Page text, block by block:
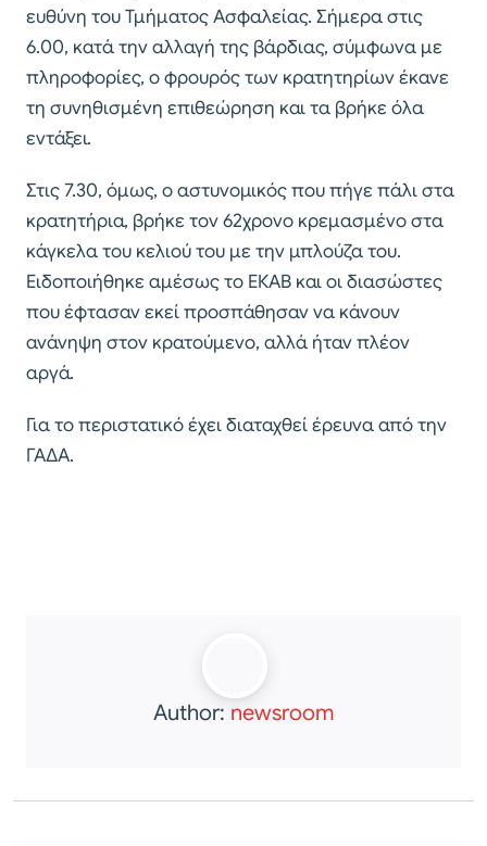
ευθύνη του Τμήματος Ασφαλείας. Σήμερα στις
6.00, κατά την αλλαγή της βάρδιας, σύμφωνα με
πληροφορίες, ο φρουρός των κρατητηρίων έκανε
τη συνηθισμένη επιθεώρηση και τα βρήκε όλα
εντάξει.
Στις 7.30, όμως, ο αστυνομικός που πήγε πάλι στα
κρατητήρια, βρήκε τον 62χρονο κρεμασμένο στα
κάγκελα του κελιού του με την μπλούζα του.
Ειδοποιήθηκε αμέσως το ΕΚΑΒ και οι διασώστες
που έφτασαν εκεί προσπάθησαν να κάνουν
ανάνηψη στον κρατούμενο, αλλά ήταν πλέον
αργά.
Για το περιστατικό έχει διαταχθεί έρευνα από την
ΓΑΔΑ.
Author: newsroom